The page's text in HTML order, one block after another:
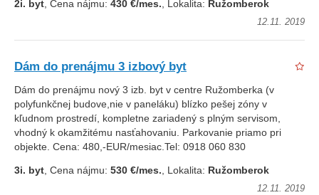
2i. byt, Cena nájmu: 430 €/mes., Lokalita: Ružomberok
12.11. 2019
Dám do prenájmu 3 izbový byt
Dám do prenájmu nový 3 izb. byt v centre Ružomberka (v
polyfunkčnej budove,nie v paneláku) blízko pešej zóny v
kľudnom prostredí, kompletne zariadený s plným servisom,
vhodný k okamžitému nasťahovaniu. Parkovanie priamo pri
objekte. Cena: 480,-EUR/mesiac.Tel: 0918 060 830
3i. byt, Cena nájmu: 530 €/mes., Lokalita: Ružomberok
12.11. 2019